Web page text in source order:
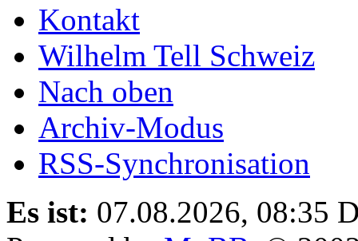
Kontakt
Wilhelm Tell Schweiz
Nach oben
Archiv-Modus
RSS-Synchronisation
Es ist: 07.08.2026, 08:35